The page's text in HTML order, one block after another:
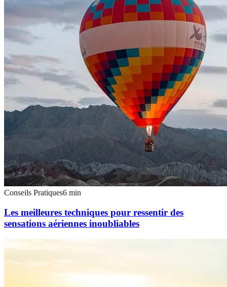
Conseils Pratiques6 min
Les meilleures techniques pour ressentir des
sensations aériennes inoubliables